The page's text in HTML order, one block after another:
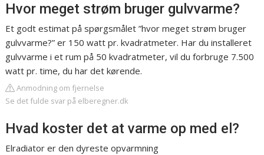
Hvor meget strøm bruger gulvvarme?
Et godt estimat på spørgsmålet ”hvor meget strøm bruger
gulvvarme?” er 150 watt pr. kvadratmeter. Har du installeret
gulvvarme i et rum på 50 kvadratmeter, vil du forbruge 7.500
watt pr. time, du har det kørende.
Anmodning om fjernelse
Se det fulde svar på elberegner.dk
Hvad koster det at varme op med el?
Elradiator er den dyreste opvarmning